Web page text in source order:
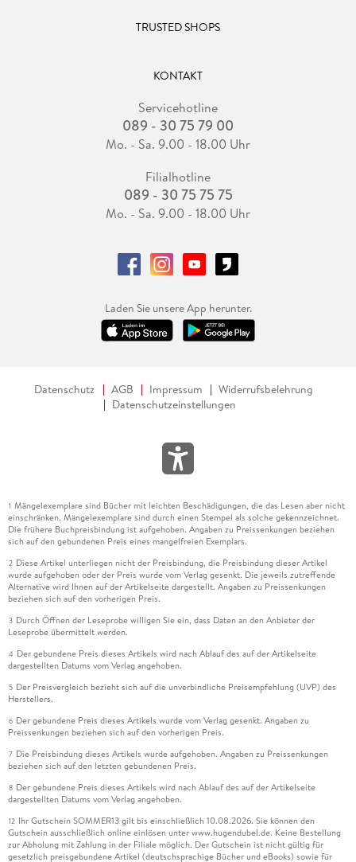
TRUSTED SHOPS
KONTAKT
Servicehotline
089 - 30 75 79 00
Mo. - Sa. 9.00 - 18.00 Uhr
Filialhotline
089 - 30 75 75 75
Mo. - Sa. 9.00 - 18.00 Uhr
Laden Sie unsere App herunter.
Datenschutz AGB Impressum
Widerrufsbelehrung
Datenschutzeinstellungen
1 Mängelexemplare sind Bücher mit leichten Beschädigungen, die das Lesen aber nicht
einschränken. Mängelexemplare sind durch einen Stempel als solche gekennzeichnet.
Die frühere Buchpreisbindung ist aufgehoben. Angaben zu Preissenkungen beziehen
sich auf den gebundenen Preis eines mangelfreien Exemplars.
2 Diese Artikel unterliegen nicht der Preisbindung, die Preisbindung dieser Artikel
wurde aufgehoben oder der Preis wurde vom Verlag gesenkt. Die jeweils zutreffende
Alternative wird Ihnen auf der Artikelseite dargestellt. Angaben zu Preissenkungen
beziehen sich auf den vorherigen Preis.
3 Durch Öffnen der Leseprobe willigen Sie ein, dass Daten an den Anbieter der
Leseprobe übermittelt werden.
4 Der gebundene Preis dieses Artikels wird nach Ablauf des auf der Artikelseite
dargestellten Datums vom Verlag angehoben.
5 Der Preisvergleich bezieht sich auf die unverbindliche Preisempfehlung (UVP) des
Herstellers.
6 Der gebundene Preis dieses Artikels wurde vom Verlag gesenkt. Angaben zu
Preissenkungen beziehen sich auf den vorherigen Preis.
7 Die Preisbindung dieses Artikels wurde aufgehoben. Angaben zu Preissenkungen
beziehen sich auf den letzten gebundenen Preis.
8 Der gebundene Preis dieses Artikels wird nach Ablauf des auf der Artikelseite
dargestellten Datums vom Verlag angehoben.
12 Ihr Gutschein SOMMER13 gilt bis einschließlich 10.08.2026. Sie können den
Gutschein ausschließlich online einlösen unter www.hugendubel.de. Keine Bestellung
zur Abholung mit Zahlung in der Filiale möglich. Der Gutschein ist nicht gültig für
gesetzlich preisgebundene Artikel (deutschsprachige Bücher und eBooks) sowie für